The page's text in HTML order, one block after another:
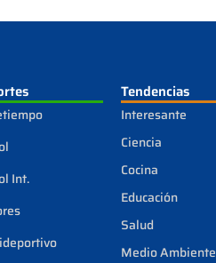
Int.
Tendencias
Interesante
Ciencia
Cocina
Educación
Salud
Medio Ambiente